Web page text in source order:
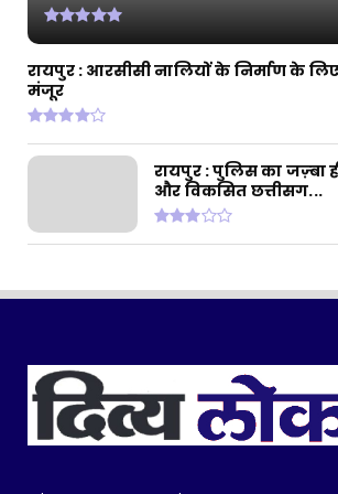
CHHATTISGARH
रायपुर : आरसीसी नालियों के निर्माण के
मंजूर
रायपुर : पुलिस का जज़्बा
और विकसित छत्तीसग...